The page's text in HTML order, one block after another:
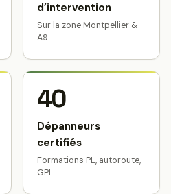
d’intervention
Sur la zone Montpellier &
A9
40
Dépanneurs
certifiés
Formations PL, autoroute,
GPL